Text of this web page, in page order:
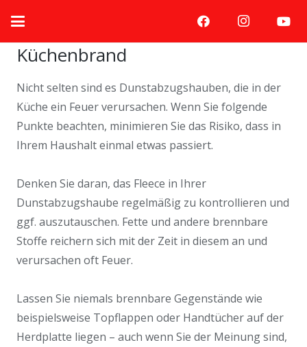
Küchenbrand
Nicht selten sind es Dunstabzugshauben, die in der
Küche ein Feuer verursachen. Wenn Sie folgende
Punkte beachten, minimieren Sie das Risiko, dass in
Ihrem Haushalt einmal etwas passiert.
Denken Sie daran, das Fleece in Ihrer
Dunstabzugshaube regelmäßig zu kontrollieren und
ggf. auszutauschen. Fette und andere brennbare
Stoffe reichern sich mit der Zeit in diesem an und
verursachen oft Feuer.
Lassen Sie niemals brennbare Gegenstände wie
beispielsweise Topflappen oder Handtücher auf der
Herdplatte liegen – auch wenn Sie der Meinung sind,